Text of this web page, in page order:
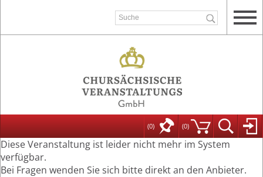
(0) (0)
Diese Veranstaltung ist leider nicht mehr im System
verfügbar.
Bei Fragen wenden Sie sich bitte direkt an den Anbieter.